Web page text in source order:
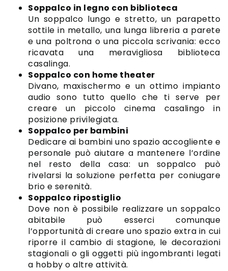
Soppalco in legno con biblioteca
Un soppalco lungo e stretto, un parapetto
sottile in metallo, una lunga libreria a parete
e una poltrona o una piccola scrivania: ecco
ricavata una meravigliosa biblioteca
casalinga.
Soppalco con home theater
Divano, maxischermo e un ottimo impianto
audio sono tutto quello che ti serve per
creare un piccolo cinema casalingo in
posizione privilegiata.
Soppalco per bambini
Dedicare ai bambini uno spazio accogliente e
personale può aiutare a mantenere l’ordine
nel resto della casa: un soppalco può
rivelarsi la soluzione perfetta per coniugare
brio e serenità.
Soppalco ripostiglio
Dove non è possibile realizzare un soppalco
abitabile può esserci comunque
l’opportunità di creare uno spazio extra in cui
riporre il cambio di stagione, le decorazioni
stagionali o gli oggetti più ingombranti legati
a hobby o altre attività.